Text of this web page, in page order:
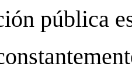
pública